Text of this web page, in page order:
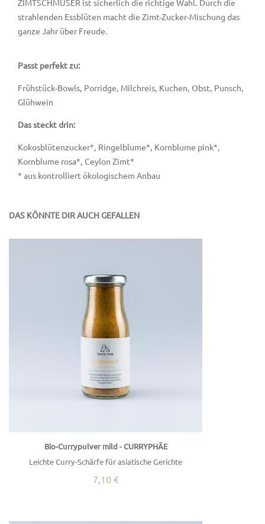
strahlenden Essblüten macht die Zimt-Zucker-Mischung das
ganze Jahr über Freude.
Passt perfekt zu:
Frühstück-Bowls, Porridge, Milchreis, Kuchen, Obst, Punsch,
Glühwein
Das steckt drin:
Kokosblütenzucker*, Ringelblume*, Kornblume pink*,
Kornblume rosa*, Ceylon Zimt*
* aus kontrolliert ökologischem Anbau
DAS KÖNNTE DIR AUCH GEFALLEN
Bio-Currypulver mild - CURRYPHÄE
Leichte Curry-Schärfe für asiatische Gerichte
7,10 €